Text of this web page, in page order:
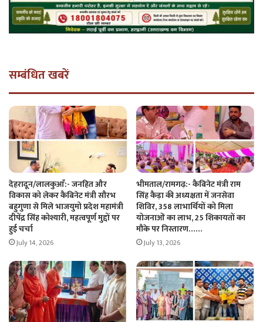
सम्बंधित खबरें
देहरादून/लालकुआँ:- जनहित और
विकास को लेकर कैबिनेट मंत्री सौरभ
बहुगुणा से मिले भाजयुमो प्रदेश महामंत्री
दीपेंद्र सिंह कोश्यारी, महत्वपूर्ण मुद्दों पर
हुई चर्चा
July 14, 2026
भीमताल/रामगढ़:- कैबिनेट मंत्री राम
सिंह कैड़ा की अध्यक्षता में जनसेवा
शिविर, 358 लाभार्थियों को मिला
योजनाओं का लाभ, 25 शिकायतों का
मौके पर निस्तारण……
July 13, 2026